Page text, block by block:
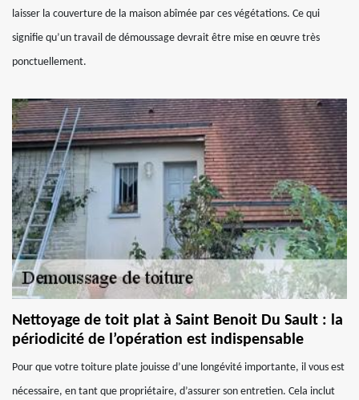
laisser la couverture de la maison abîmée par ces végétations. Ce qui
signifie qu’un travail de démoussage devrait être mise en œuvre très
ponctuellement.
Nettoyage de toit plat à Saint Benoit Du Sault : la
périodicité de l’opération est indispensable
Pour que votre toiture plate jouisse d’une longévité importante, il vous est
nécessaire, en tant que propriétaire, d’assurer son entretien. Cela inclut